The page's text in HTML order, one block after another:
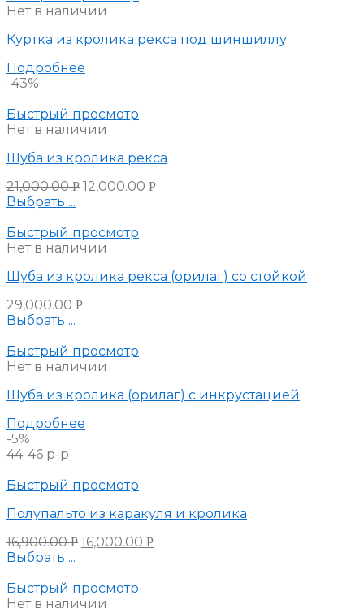
Нет в наличии
Куртка из кролика рекса под шиншиллу
Подробнее
-43%
Быстрый просмотр
Нет в наличии
Шуба из кролика рекса
21,000.00Р 12,000.00 Р
Выбрать ...
Быстрый просмотр
Нет в наличии
Шуба из кролика рекса (орилаг) со стойкой
29,000.00 Р
Выбрать ...
Быстрый просмотр
Нет в наличии
Шуба из кролика (орилаг) с инкрустацией
Подробнее
-5%
44-46 р-р
Быстрый просмотр
Полупальто из каракуля и кролика
16,900.00Р 16,000.00 Р
Выбрать ...
Быстрый просмотр
Нет в наличии